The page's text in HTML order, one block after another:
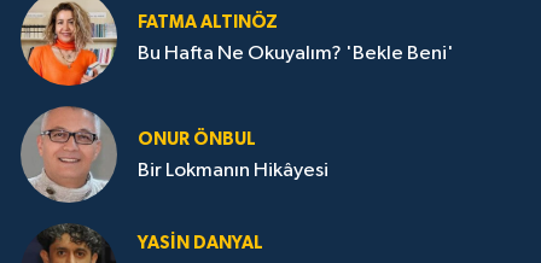
FATMA ALTINÖZ
Bu Hafta Ne Okuyalım? 'Bekle Beni'
ONUR ÖNBUL
Bir Lokmanın Hikâyesi
YASIN DANYAL